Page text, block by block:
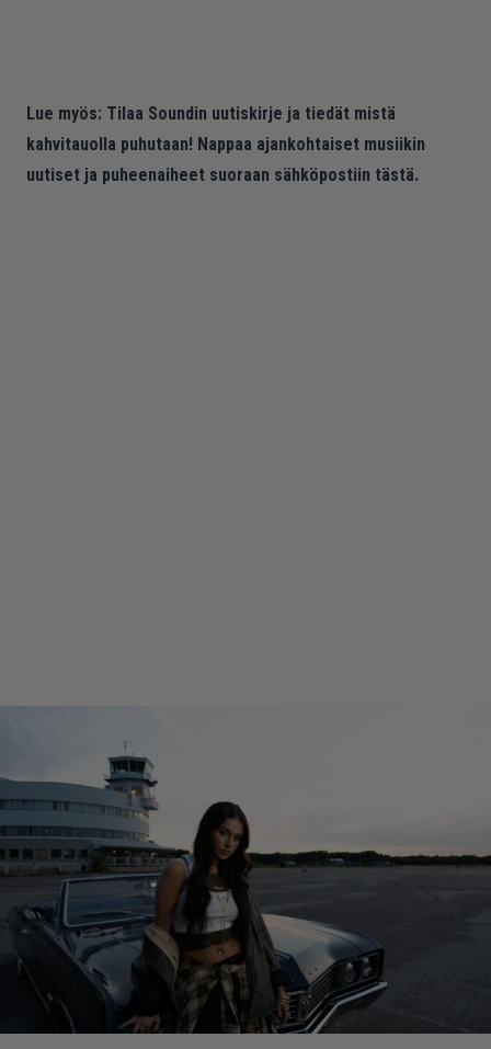
Lue myös: Tilaa Soundin uutiskirje ja tiedät mistä
kahvitauolla puhutaan! Nappaa ajankohtaiset musiikin
uutiset ja puheenaiheet suoraan sähköpostiin tästä.